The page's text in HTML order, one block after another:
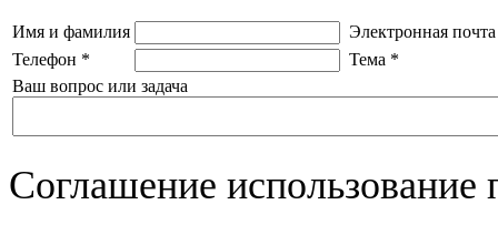
Имя и фамилия
Электронная почта
Телефон * Тема *
Ваш вопрос или задача
Соглашение